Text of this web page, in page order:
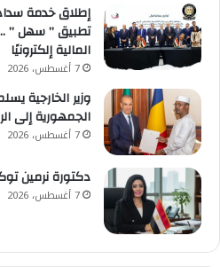
إطلاق خدمة سداد
تطبيق ” سهل ” ..
المالية إلكترونيًا
7 أغسطس، 2026
وزير الخارجية
الجمهورية إلى
7 أغسطس، 2026
​دكتورة نرمين
7 أغسطس، 2026